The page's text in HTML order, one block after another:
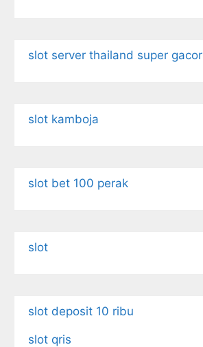
slot server thailand super gacor
slot kamboja
slot bet 100 perak
slot
slot deposit 10 ribu
slot qris